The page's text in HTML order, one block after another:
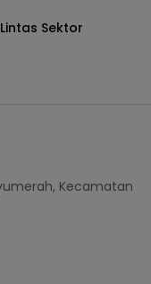
Sektor
Kecamatan